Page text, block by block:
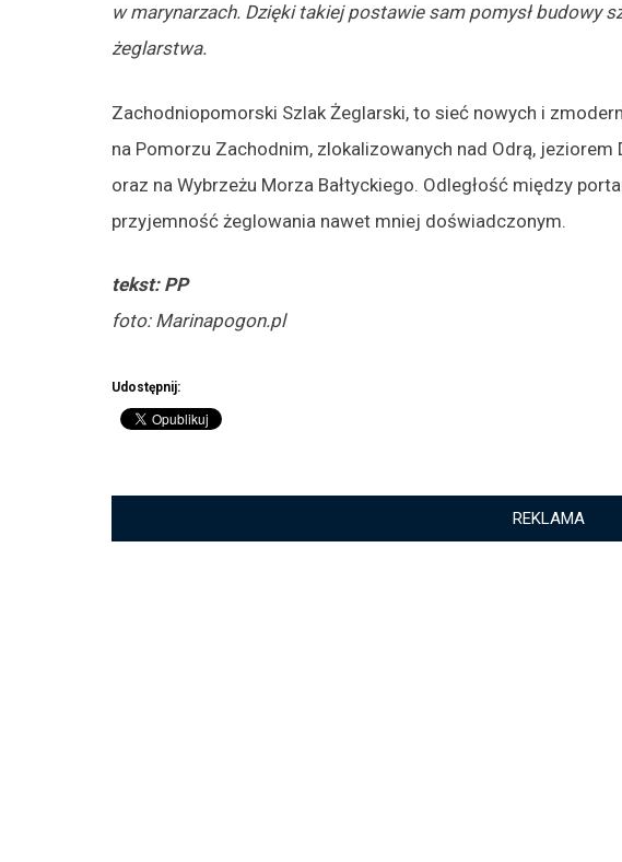
w marynarzach. Dzięki takiej postawie sam pomysł budowy
żeglarstwa.
Zachodniopomorski Szlak Żeglarski, to sieć nowych i
na Pomorzu Zachodnim, zlokalizowanych nad Odrą,
oraz na Wybrzeżu Morza Bałtyckiego. Odległość między
przyjemność żeglowania nawet mniej doświadczonym.
tekst: PP
foto: Marinapogon.pl
Udostępnij:
REKLAMA